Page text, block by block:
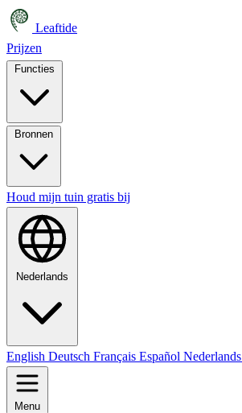
Leaftide
Prijzen
Houd mijn tuin gratis bij
Nederlands
English Deutsch Français Español Nederlands
Menu